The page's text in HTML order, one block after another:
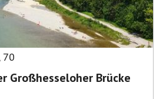
70
Großhesseloher Brücke